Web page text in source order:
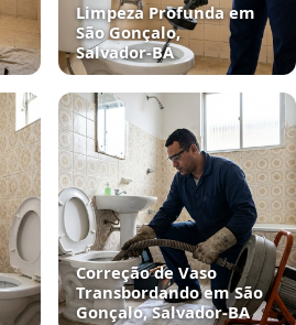
Limpeza Profunda em
São Gonçalo,
Salvador‑BA
Correção de Vaso
Transbordando em São
Gonçalo, Salvador‑BA